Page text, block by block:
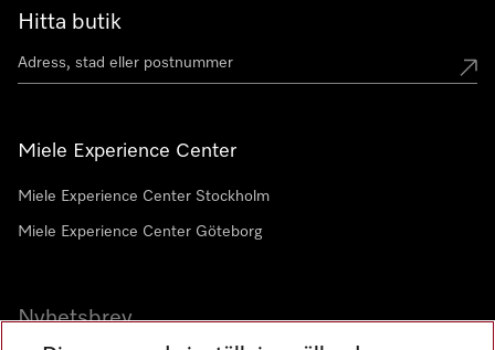
Hitta butik
Miele Experience Center
Miele Experience Center Stockholm
Miele Experience Center Göteborg
Nyhetsbrev